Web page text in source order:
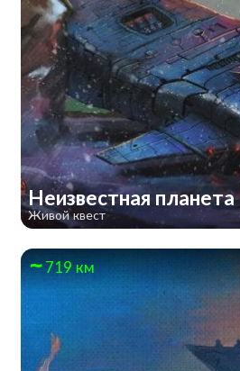
Неизвестная планета
Живой квест
719 км